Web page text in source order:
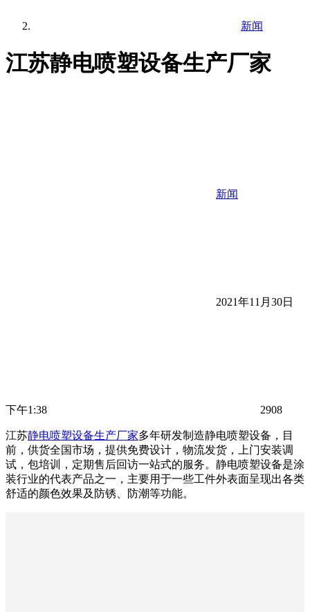
新闻
江苏静电喷塑设备生产厂家
新闻
2021年11月30日
下午1:38 2908
江苏静电喷塑设备生产厂家多年研发制造静电喷塑设备，目
前，供货全国市场，提供免费设计，物流发货，上门安装调
试，包培训，定期售后回访一站式的服务。静电喷塑设备是涂
装行业的代表产品之一，主要用于一些工件外表面呈现出各类
舒适的颜色效果及防锈、防潮等功能。